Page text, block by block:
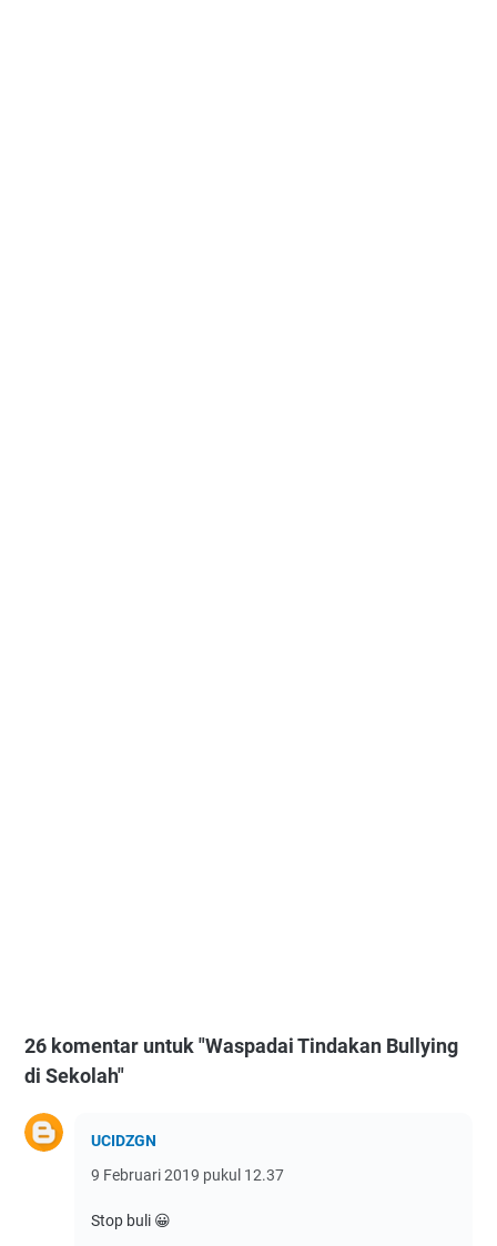
26 komentar untuk "Waspadai Tindakan Bullying
di Sekolah"
UCIDZGN
9 Februari 2019 pukul 12.37
Stop buli 😀